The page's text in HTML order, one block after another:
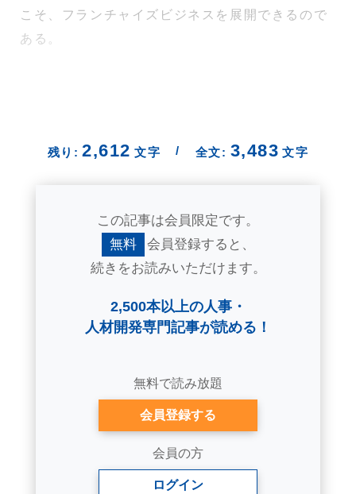
こそ、フランチャイズビジネスを展開できるので
ある。
残り: 2,612 文字 / 全文: 3,483 文字
この記事は会員限定です。
無料
会員登録すると、
続きをお読みいただけます。
2,500本以上の人事・
人材開発専門記事が読める！
無料で読み放題
会員登録する
会員の方
ログイン